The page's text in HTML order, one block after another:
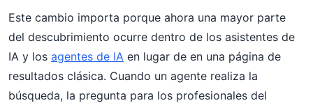
Este cambio importa porque ahora una mayor parte
del descubrimiento ocurre dentro de los asistentes de
IA y los agentes de IA en lugar de en una página de
resultados clásica. Cuando un agente realiza la
búsqueda, la pregunta para los profesionales del